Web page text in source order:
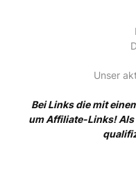
Unser
Bei Links die mit
um Affiliate-Links!